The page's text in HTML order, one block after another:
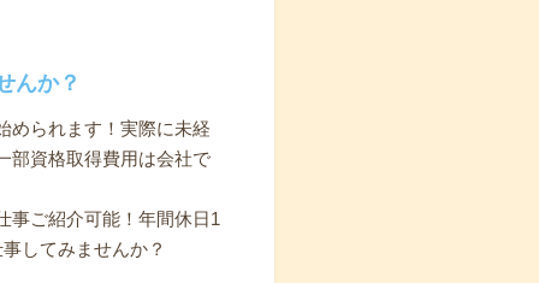
んか？
められます！実際に未経
部資格取得費用は会社で
事ご紹介可能！年間休日1
してみませんか？